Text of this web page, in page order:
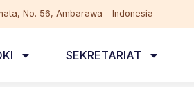
No. 56, Ambarawa - Indonesia
SEKRETARIAT